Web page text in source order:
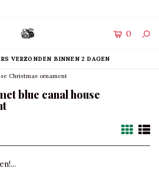
0
VERZONDEN BINNEN 2 DAGEN
Christmas ornament
blue canal house